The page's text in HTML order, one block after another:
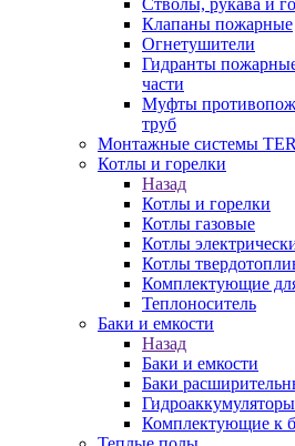
Стволы, рукава и
Клапаны пожарные
Огнетушители
Гидранты
части
Муфты
труб
Монтажные системы
Котлы и горелки
Назад
Котлы и горелки
Котлы газовые
Котлы
Котлы
Комплектующие
Теплоноситель
Баки и емкости
Назад
Баки и емкости
Баки
Гидроаккумуляторы
Комплектующие к